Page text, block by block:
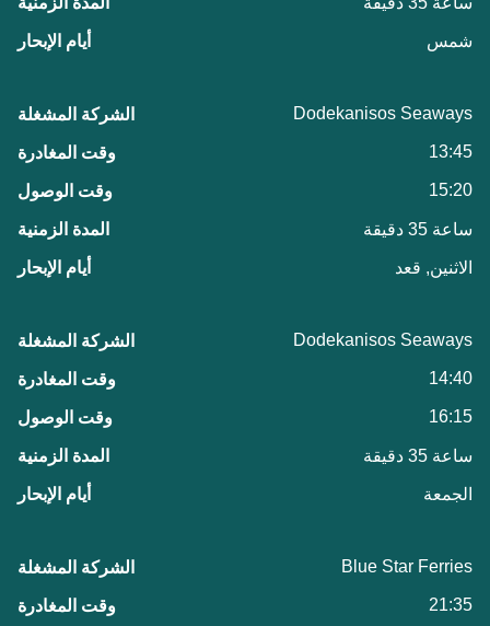
شمس
Dodekanisos Seaways
13:45
15:20
ساعة 35 دقيقة
الاثنين, قعد
Dodekanisos Seaways
14:40
16:15
ساعة 35 دقيقة
الجمعة
Blue Star Ferries
21:35